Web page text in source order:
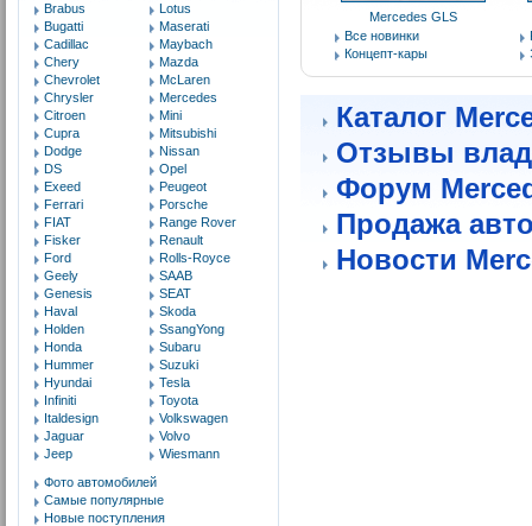
Brabus
Bugatti
Cadillac
Chery
Chevrolet
Chrysler
Citroen
Cupra
Dodge
DS
Exeed
Ferrari
FIAT
Fisker
Ford
Geely
Genesis
Haval
Holden
Honda
Hummer
Hyundai
Infiniti
Italdesign
Jaguar
Jeep
Lotus
Maserati
Maybach
Mazda
McLaren
Mercedes
Mini
Mitsubishi
Nissan
Opel
Peugeot
Porsche
Range Rover
Renault
Rolls-Royce
SAAB
SEAT
Skoda
SsangYong
Subaru
Suzuki
Tesla
Toyota
Volkswagen
Volvo
Wiesmann
Фото автомобилей
Самые популярные
Новые поступления
Mercedes GLS
Все новинки
Концепт-кары
Каталог
Отзывы
Форум
Продажа
Новости